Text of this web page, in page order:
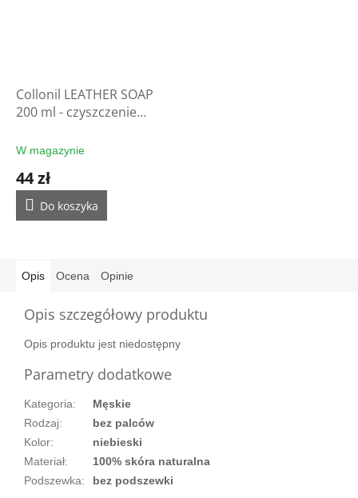
Collonil LEATHER SOAP
200 ml - czyszczenie
W magazynie
44 zł
Do koszyka
Opis Ocena Opinie
Opis szczegółowy produktu
Opis produktu jest niedostępny
Parametry dodatkowe
Kategoria:
Męskie
Rodzaj:
bez palców
Kolor:
niebieski
Materiał:
100% skóra naturalna
Podszewka: bez podszewki